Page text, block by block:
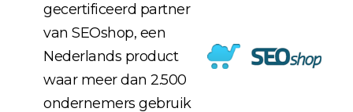
gecertificeerd partner
van SEOshop, een
Nederlands product
waar meer dan 2.500
ondernemers gebruik